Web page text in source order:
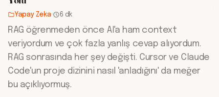
Yapay Zeka· 6 dk
RAG öğrenmeden önce AI'a ham context
veriyordum ve çok fazla yanlış cevap alıyordum.
RAG sonrasında her şey değişti. Cursor ve Claude
Code'un proje dizinini nasıl 'anladığını' da meğer
bu açıklıyormuş.